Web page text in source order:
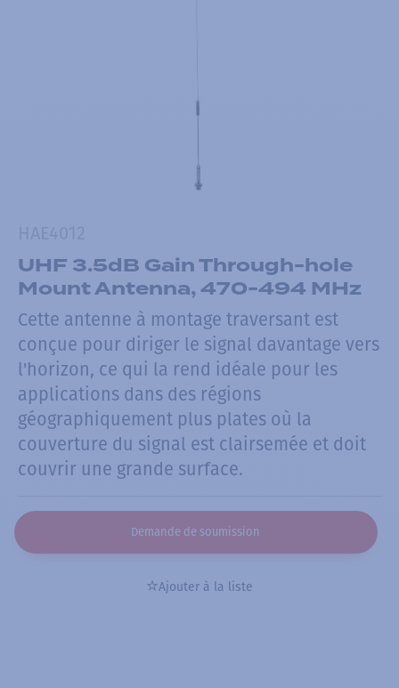
UHF 3.5dB Gain Through-hole
Mount Antenna, 470-494 MHz
Cette antenne à montage traversant est
conçue pour diriger le signal davantage vers
l'horizon, ce qui la rend idéale pour les
applications dans des régions
géographiquement plus plates où la
couverture du signal est clairsemée et doit
couvrir une grande surface.
Demande de soumission
Ajouter à la liste